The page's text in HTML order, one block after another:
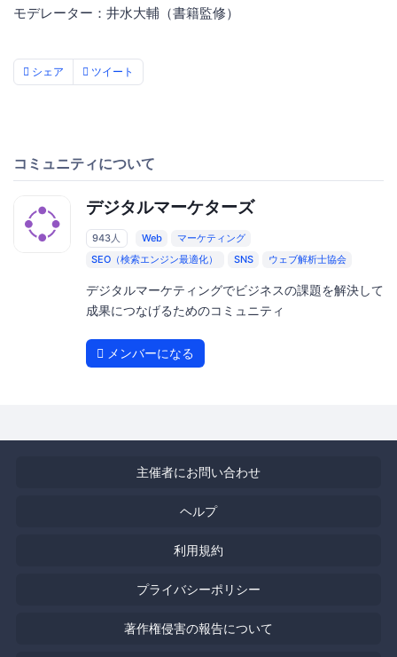
モデレーター：井水大輔（書籍監修）
シェア ツイート
コミュニティについて
デジタルマーケターズ
943人 Web
マーケティング
SEO（検索エンジン最適化）
SNS ウェブ解析士協会
デジタルマーケティングでビジネスの課題を解決して
成果につなげるためのコミュニティ
メンバーになる
主催者にお問い合わせ
ヘルプ
利用規約
プライバシーポリシー
著作権侵害の報告について